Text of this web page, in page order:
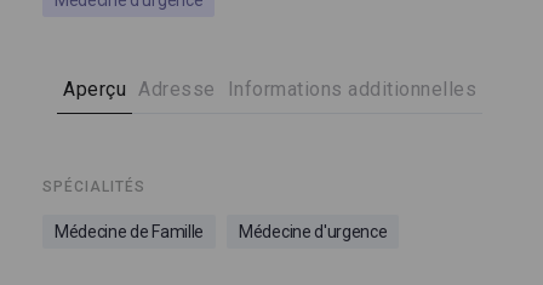
Aperçu Adresse Informations additionnelles
SPÉCIALITÉS
Médecine de Famille Médecine d'urgence